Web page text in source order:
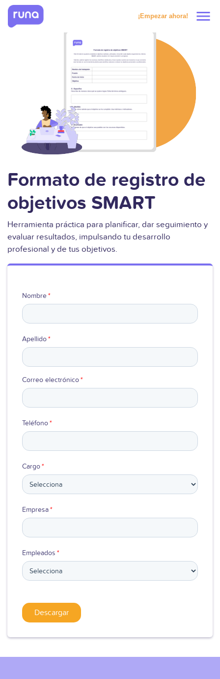
¡Empezar ahora! menu
Clientes
Solicitar prueba
Ver video
Formato de registro de
objetivos SMART
Herramienta práctica para planificar, dar seguimiento y
evaluar resultados, impulsando tu desarrollo
profesional y de tus objetivos.
Nombre*
Apellido*
Correo electrónico*
Teléfono*
Cargo*
Empresa*
Empleados *